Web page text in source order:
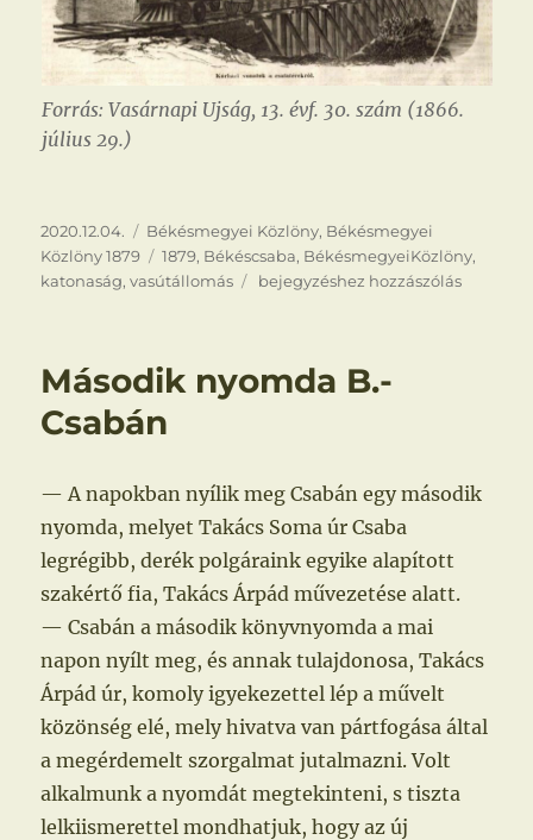
Forrás: Vasárnapi Ujság, 13. évf. 30. szám (1866.
július 29.)
Közzétéve
2020.12.04. Kategória
Békésmegyei Közlöny, Békésmegyei
Közlöny 1879
Címke
1879, Békéscsaba, BékésmegyeiKözlöny,
katonaság,vasútállomás
Szomorú
bejegyzéshez hozzászólás
Második nyomda B.-
Csabán
— A napokban nyílik meg Csabán egy második
nyomda, melyet Takács Soma úr Csaba
legrégibb, derék polgáraink egyike alapított
szakértő fia, Takács Árpád művezetése alatt.
— Csabán a második könyvnyomda a mai
napon nyílt meg, és annak tulajdonosa, Takács
Árpád úr, komoly igyekezettel lép a művelt
közönség elé, mely hivatva van pártfogása által
a megérdemelt szorgalmat jutalmazni. Volt
alkalmunk a nyomdát megtekinteni, s tiszta
lelkiismerettel mondhatjuk, hogy az új